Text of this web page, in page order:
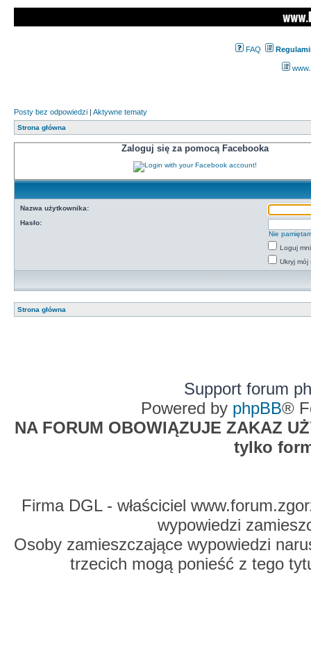
FAQ
Posty bez odpowiedzi | Aktywne tematy
Strona główna
Zaloguj się za pomocą Facebooka
Nazwa użytkownika:
Hasło:
Nie
Loguj
Ukryj mój
Strona główna
Support forum
Powered by phpBB®
NA FORUM OBOWIĄZUJE ZAKAZ
tylko
Firma DGL - właściciel
wypowiedzi
Osoby zamieszczające wypowiedzi
trzecich mogą ponieść z tego